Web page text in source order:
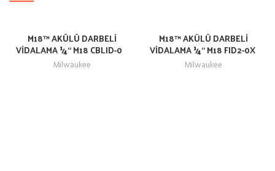
M18™ AKÜLÜ DARBELİ
VİDALAMA 1⁄4“ M18 CBLID-0
Milwaukee
M18™ AKÜLÜ DARBELİ
VİDALAMA 1⁄4“ M18 FID2-0X
Milwaukee